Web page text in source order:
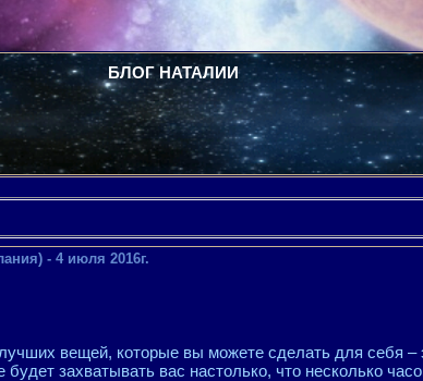
БЛОГ НАТАЛИИ
- 4 июля 2016г.
вещей, которые вы можете сделать для себя –
будет захватывать вас настолько, что несколько